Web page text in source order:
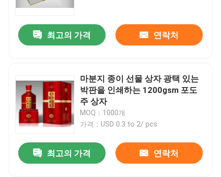
최고의 가격 연락처
마분지 종이 선물 상자 광택 있는
박판을 인쇄하는 1200gsm 포도
주 상자
MOQ：1000개
가격：USD 0.3 to 2/ pcs
최고의 가격 연락처